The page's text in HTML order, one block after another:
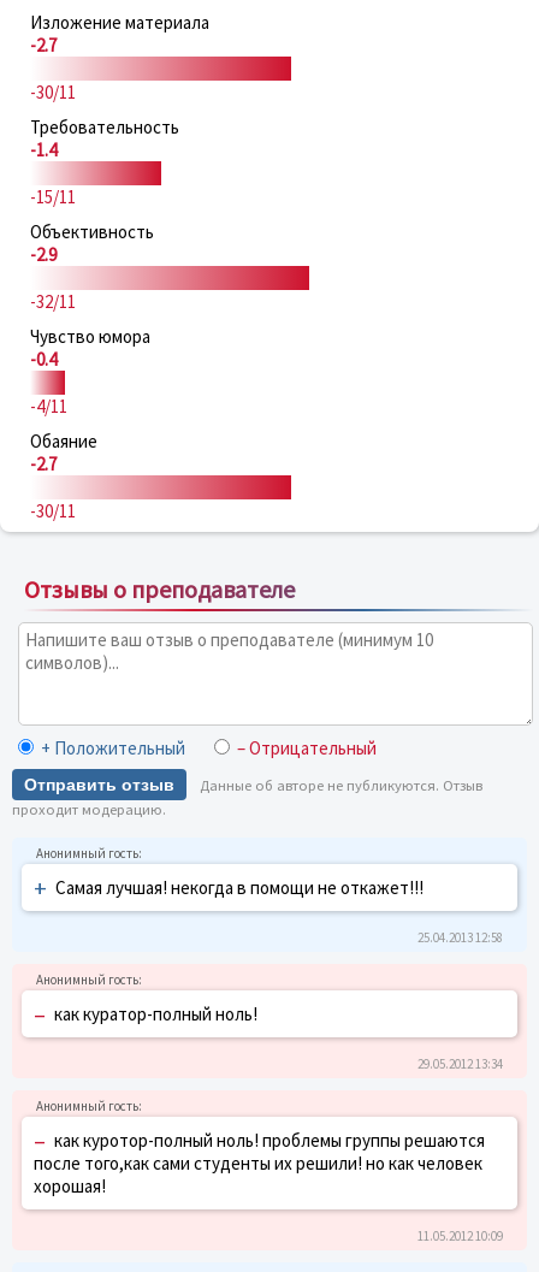
Изложение материала
-2.7
-30/11
Требовательность
-1.4
-15/11
Объективность
-2.9
-32/11
Чувство юмора
-0.4
-4/11
Обаяние
-2.7
-30/11
Отзывы о преподавателе
+ Положительный – Отрицательный
Отправить отзыв
Данные об авторе не публикуются. Отзыв
проходит модерацию.
+ Самая лучшая! некогда в помощи не откажет!!!
25.04.2013 12:58
– как куратор-полный ноль!
29.05.2012 13:34
– как куротор-полный ноль! проблемы группы решаются
после того,как сами студенты их решили! но как человек
хорошая!
11.05.2012 10:09